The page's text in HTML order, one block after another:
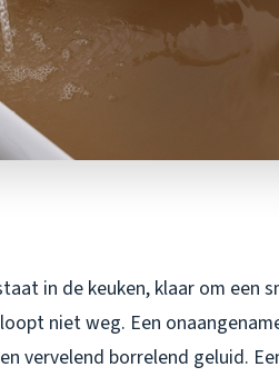
in de keuken, klaar om een
niet weg. Een
vervelend borrelend geluid.